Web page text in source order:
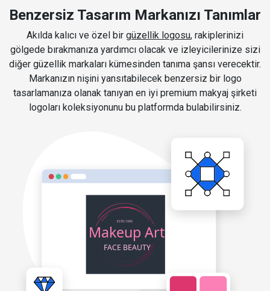
Benzersiz Tasarım Markanızı Tanımlar
Akılda kalıcı ve özel bir güzellik logosu, rakiplerinizi
gölgede bırakmanıza yardımcı olacak ve izleyicilerinize sizi
diğer güzellik markaları kümesinden tanıma şansı verecektir.
Markanızın nişini yansıtabilecek benzersiz bir logo
tasarlamanıza olanak tanıyan en iyi premium makyaj şirketi
logoları koleksiyonunu bu platformda bulabilirsiniz.